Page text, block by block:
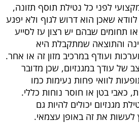
לפני כל נטילת תוסף תזונה,
שאכן הוא דרוש לגוף ולא יפגע
תחומים שבהם יש רצון עז לסייע
והתוצאה שמתקבלת היא
ועודף במרכיב מזון זה או אחר.
של עודך במגנזיום, שכן מדובר
לוואי פחות נעימות כמו
כאבי בטן או חוסר נוחות כללי.
מגנזיום יכולים להיות גם
לעשות את זה באופן עצמאי.